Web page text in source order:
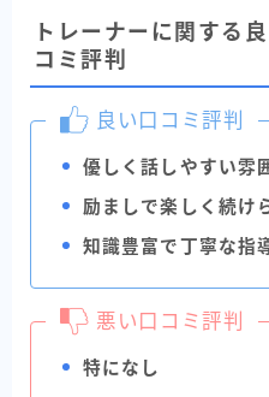
トレーナーに関する
コミ評判
良い口コミ評判
優しく話しやすい雰
励ましで楽しく続け
知識豊富で丁寧な指
悪い口コミ評判
特になし